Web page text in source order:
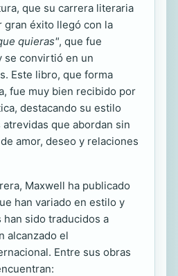
que su carrera literaria
gran éxito llegó con la
quieras", que fue
se convirtió en un
Este libro, que forma
fue muy bien recibido por
destacando su estilo
que abordan sin
amor, deseo y relaciones
Maxwell ha publicado
han variado en estilo y
sido traducidos a
alcanzado el
Entre sus obras